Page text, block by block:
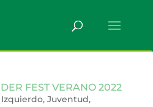
FEST VERANO 2022
, Juventud,